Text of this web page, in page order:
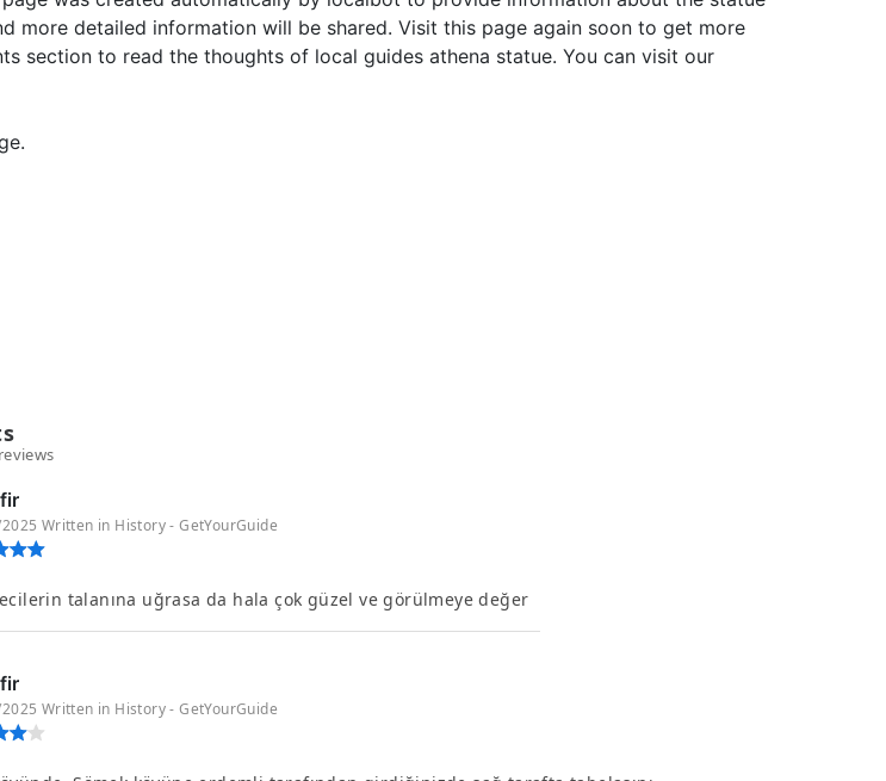
more detailed information will be shared. Visit this page again soon to get more
section to read the thoughts of local guides athena statue. You can visit our
Written in History - GetYourGuide
talanına uğrasa da hala çok güzel ve görülmeye değer
Written in History - GetYourGuide